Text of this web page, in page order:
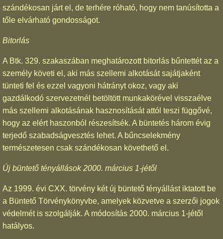
szándékosan járt el, de terhére róható, hogy nem tanúsította a
tőle elvárható gondosságot.
Bitorlás
A Btk. 329. szakaszában meghatározott bitorlás bűntettét az a
személy követi el, aki más szellemi alkotását sajátjaként
tünteti fel és ezzel vagyoni hátrányt okoz, vagy aki
gazdálkodó szervezetnél betöltött munkakörével visszaélve
más szellemi alkotásának hasznosítását attól teszi függővé,
hogy az elért haszonból részesítsék. A büntetés három évig
terjedő szabadságvesztés lehet. A bűncselekmény
természetesen csak szándékosan követhető el.
Új büntető tényállások 2000. március 1-jétől
Az 1999. évi CXX. törvény két új büntető tényállást iktatott be
a Büntető Törvénykönyvbe, amelyek közvetve a szerzői jogok
védelmét is szolgálják. A módosítás 2000. március 1-jétől
hatályos.